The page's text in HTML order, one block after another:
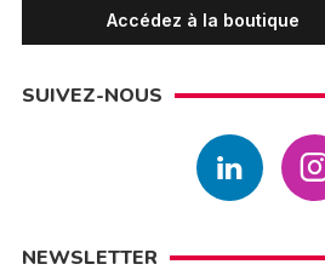
Accédez à la boutique
SUIVEZ-NOUS
NEWSLETTER